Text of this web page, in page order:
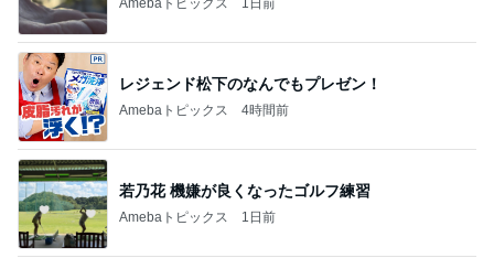
レジェンド松下のなんでもプレゼン！
Amebaトピックス 4時間前
若乃花 機嫌が良くなったゴルフ練習
Amebaトピックス 1日前